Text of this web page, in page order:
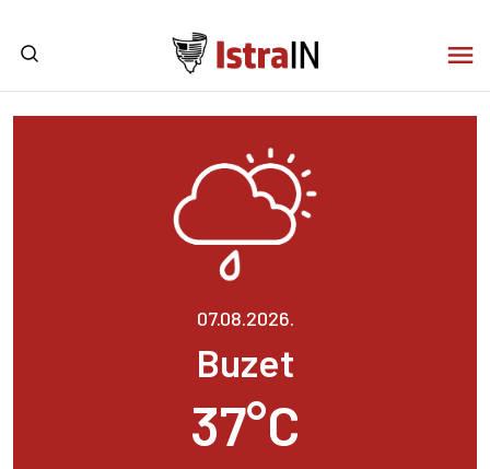
07.08.2026.
Buzet
37°C